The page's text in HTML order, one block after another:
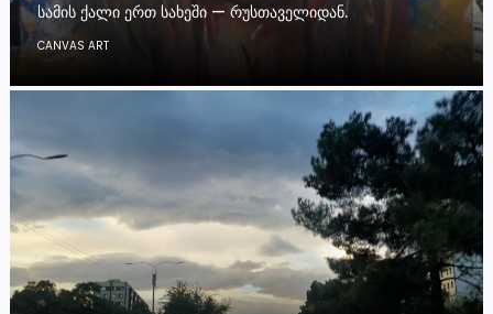
ᲡᲐᲛᲘᲡ ᲥᲐᲚᲘ ᲔᲠᲗ ᲡᲐᲮᲔᲨᲘ — ᲠᲣᲡᲗᲐᲕᲔᲚᲘᲓᲐᲜ.
CANVAS ART